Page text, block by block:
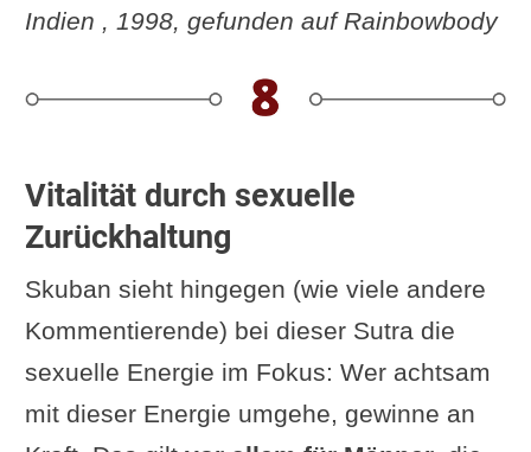
Indien , 1998, gefunden auf Rainbowbody
Vitalität durch sexuelle
Zurückhaltung
Skuban sieht hingegen (wie viele andere
Kommentierende) bei dieser Sutra die
sexuelle Energie im Fokus: Wer achtsam
mit dieser Energie umgehe, gewinne an